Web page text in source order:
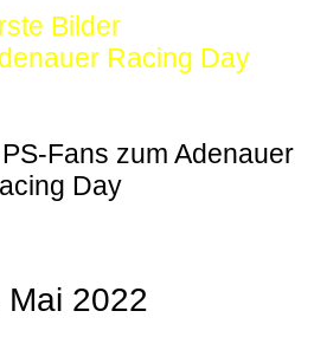
Bilder
Racing Day
Fans zum Adenauer
Day
Mai 2022